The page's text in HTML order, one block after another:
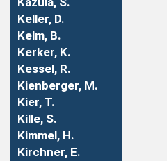
Keller, D.
Kelm, B.
Kerker, K.
Kessel, R.
Kienberger, M.
Kier, T.
Kille, S.
Kimmel, H.
Kirchner, E.